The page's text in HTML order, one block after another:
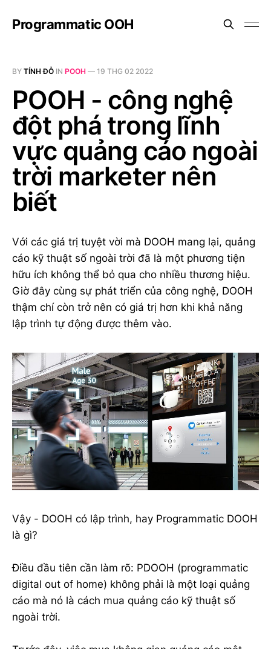
Programmatic OOH
BY TÍNH ĐỖ IN POOH — 19 THG 02 2022
POOH - công nghệ
đột phá trong lĩnh
vực quảng cáo ngoài
trời marketer nên
biết
Với các giá trị tuyệt vời mà DOOH mang lại, quảng
cáo kỹ thuật số ngoài trời đã là một phương tiện
hữu ích không thể bỏ qua cho nhiều thương hiệu.
Giờ đây cùng sự phát triển của công nghệ, DOOH
thậm chí còn trở nên có giá trị hơn khi khả năng
lập trình tự động được thêm vào.
Vậy - DOOH có lập trình, hay Programmatic DOOH
là gì?
Điều đầu tiên cần làm rõ: PDOOH (programmatic
digital out of home) không phải là một loại quảng
cáo mà nó là cách mua quảng cáo kỹ thuật số
ngoài trời.